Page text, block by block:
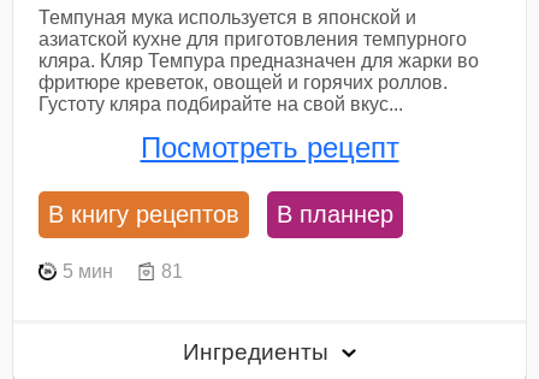
Темпуная мука используется в японской и
азиатской кухне для приготовления темпурного
кляра. Кляр Темпура предназначен для жарки во
фритюре креветок, овощей и горячих роллов.
Густоту кляра подбирайте на свой вкус...
Посмотреть рецепт
В книгу рецептов В планнер
5 мин 81
Ингредиенты